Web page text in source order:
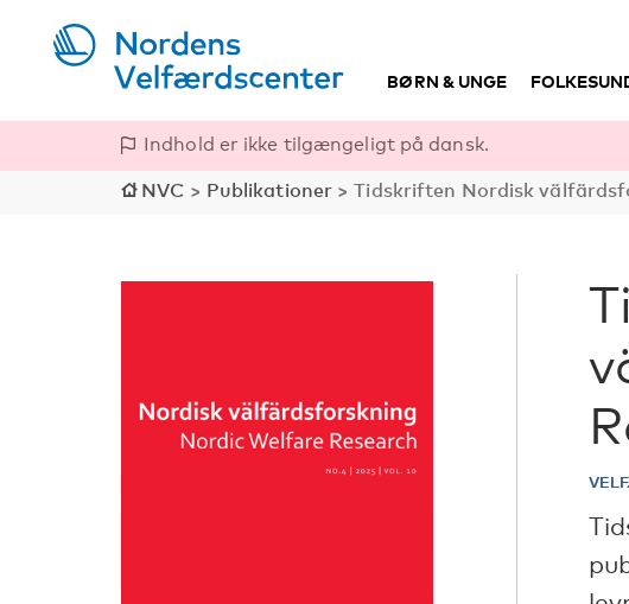
BØRN & UNGE
Indhold er ikke tilgængeligt på dansk.
NVC > Publikationer >Tidskriften Nordisk